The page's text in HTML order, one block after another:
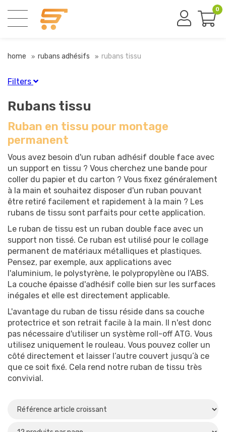
0
home rubans adhésifs rubans tissu
Filters
Finition
Matériau
Acrylate (1)
Force
Permanent(18)
Avec / sans liner
Avec liner(18)
Diamètre
Auto-adhésif
Autocollant(18)
Rubans tissu
Ruban en tissu pour montage
permanent
Vous avez besoin d'un ruban adhésif double face avec
un support en tissu ? Vous cherchez une bande pour
coller du papier et du carton ? Vous fixez généralement
à la main et souhaitez disposer d'un ruban pouvant
être retiré facilement et rapidement à la main ? Les
rubans de tissu sont parfaits pour cette application.
Le ruban de tissu est un ruban double face avec un
support non tissé. Ce ruban est utilisé pour le collage
permanent de matériaux métalliques et plastiques.
Pensez, par exemple, aux applications avec
l'aluminium, le polystyrène, le polypropylène ou l'ABS.
La couche épaisse d'adhésif colle bien sur les surfaces
inégales et elle est directement applicable.
L'avantage du ruban de tissu réside dans sa couche
protectrice et son retrait facile à la main. Il n'est donc
pas nécessaire d'utiliser un système roll-off ATG. Vous
utilisez uniquement le rouleau. Vous pouvez coller un
côté directement et laisser l’autre couvert jusqu’à ce
que ce soit fixé. Cela rend notre ruban de tissu très
convivial.